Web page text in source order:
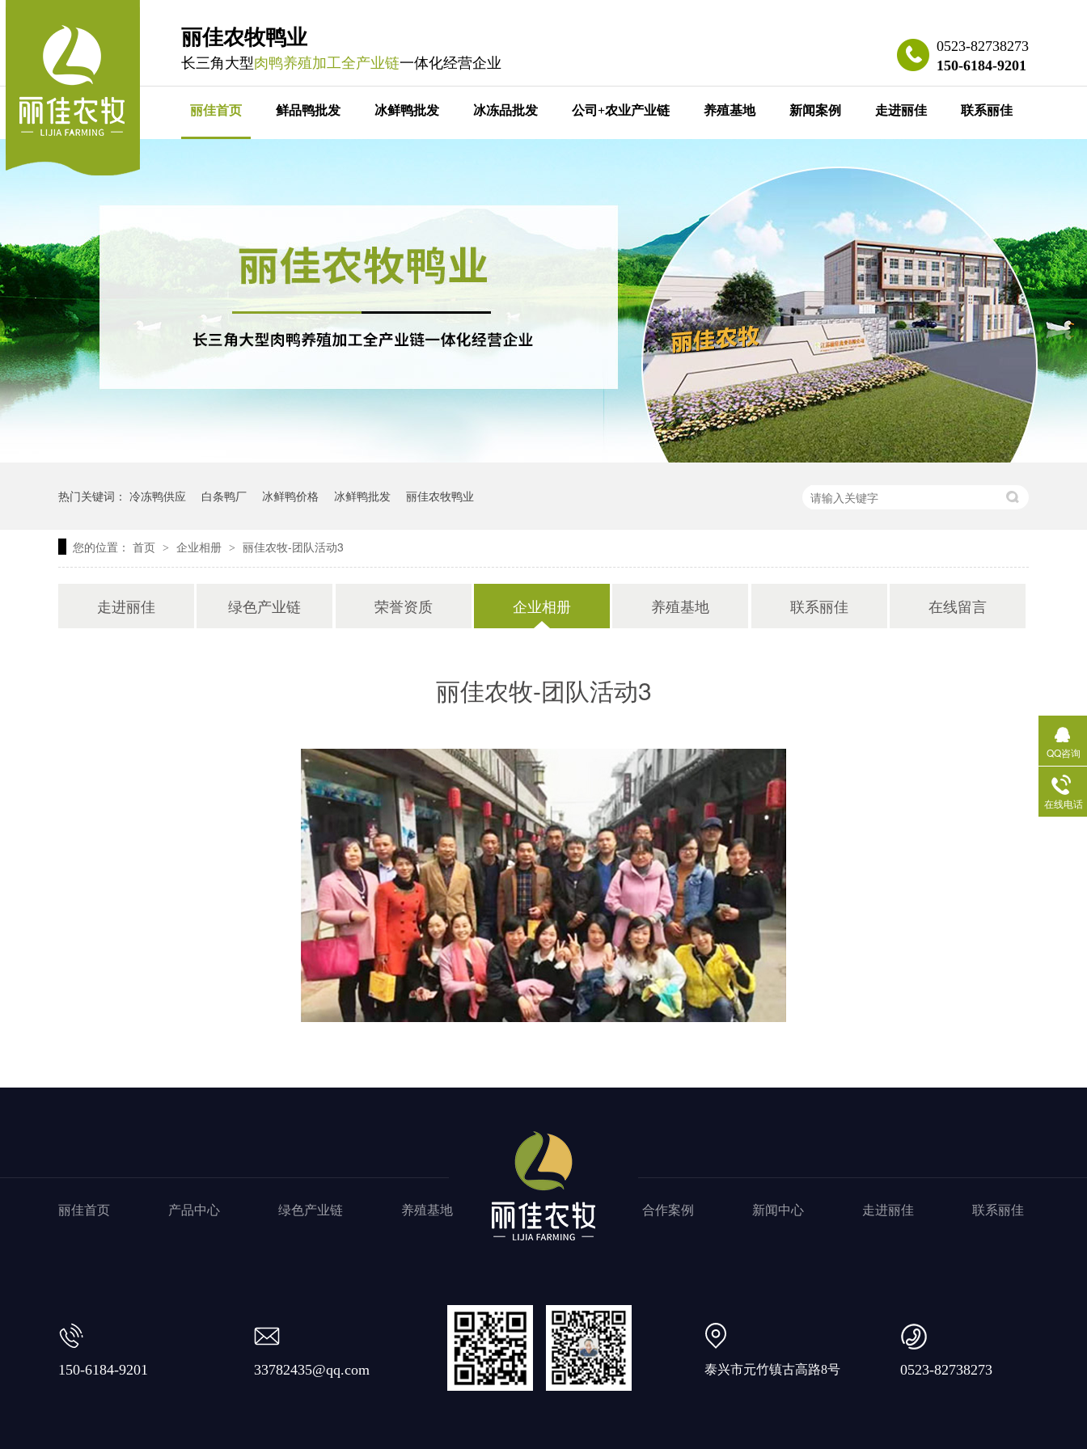
0523-82738273
150-6184-9201
丽佳农牧鸭业
长三角大型肉鸭养殖加工全产业链一体化经营企业
丽佳首页 鲜品鸭批发 冰鲜鸭批发 冰冻品批发 公司+农业产业链 养殖基地 新闻案例 走进丽佳 联系丽佳
热门关键词： 冷冻鸭供应 白条鸭厂 冰鲜鸭价格 冰鲜鸭批发 丽佳农牧鸭业
您的位置： 首页 > 企业相册 > 丽佳农牧-团队活动3
走进丽佳 绿色产业链 荣誉资质 企业相册 养殖基地 联系丽佳 在线留言
丽佳农牧-团队活动3
丽佳首页 产品中心 绿色产业链 养殖基地 合作案例 新闻中心 走进丽佳 联系丽佳
150-6184-9201 33782435@qq.com 泰兴市元竹镇古高路8号 0523-82738273
QQ咨询
在线电话